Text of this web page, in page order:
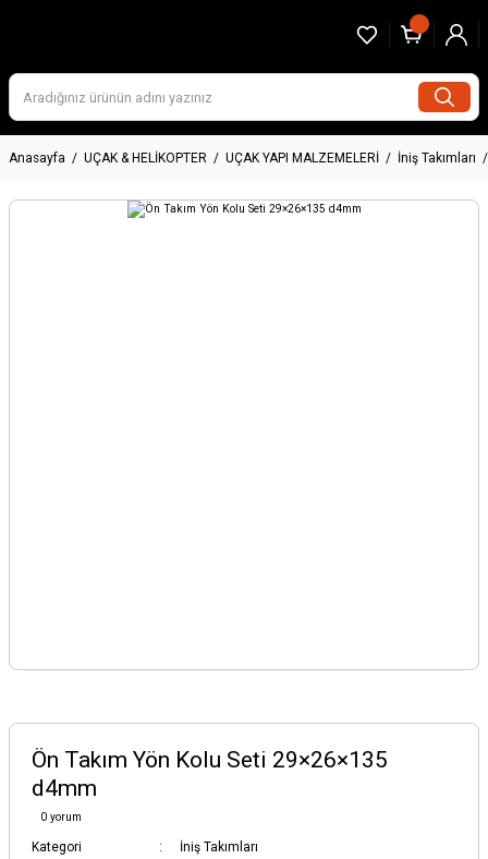
Anasayfa UÇAK & HELİKOPTER UÇAK YAPI MALZEMELERİ İniş Takımları
Ön Takım Yön Kolu Seti 29×26×135
d4mm
0 yorum
Kategori
İniş Takımları